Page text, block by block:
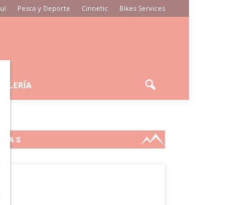
Pesca y Deporte Cinnetic Bikes Services
GALERÍA